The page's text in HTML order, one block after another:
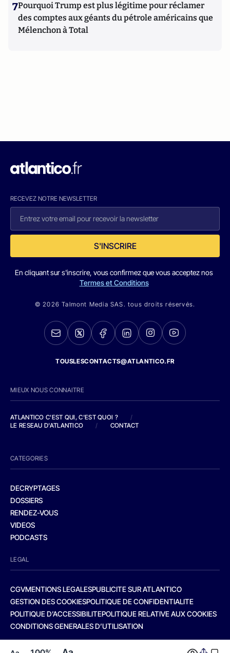
7Pourquoi Trump est plus légitime pour réclamer
des comptes aux géants du pétrole américains que
Mélenchon à Total
RECEVEZ NOTRE NEWSLETTER
S'INSCRIRE
En cliquant sur s'inscrire, vous confirmez que vous acceptez nos
Termes et Conditions
© 2026 Talmont Media SAS. tous droits réservés.
TOUSLESCONTACTS@ATLANTICO.FR
MIEUX NOUS CONNAITRE
ATLANTICO C'EST QUI, C'EST QUOI ?
/
LE RESEAU D'ATLANTICO
/ CONTACT
CATEGORIES
DECRYPTAGES
DOSSIERS
RENDEZ-VOUS
VIDEOS
PODCASTS
LEGAL
CGVMENTIONS LEGALESPUBLICITE SUR ATLANTICO
GESTION DES COOKIESPOLITIQUE DE CONFIDENTIALITE
POLITIQUE D’ACCESSIBILITEPOLITIQUE RELATIVE AUX COOKIES
CONDITIONS GENERALES D’UTILISATION